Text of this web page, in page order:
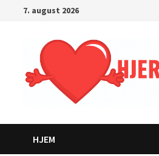
7. august 2026
HJEM